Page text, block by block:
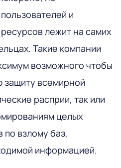
и
лежит на самих
Такие компании
возможного чтобы
всемирной
расприи, так или
целых
по взлому баз,
информацией.